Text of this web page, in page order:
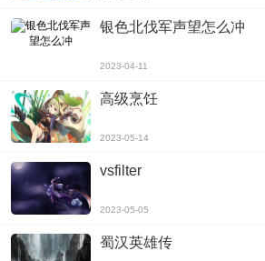
银色北伐军声望怎么冲
2023-04-11
高级烹饪
2023-05-14
vsfilter
2023-05-05
蜀汉英雄传